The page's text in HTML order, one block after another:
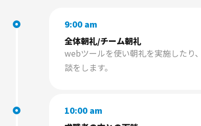
9:00 am
全体朝礼/チーム朝礼
webツールを使い朝礼を実施したり
談をします。
10:00 am